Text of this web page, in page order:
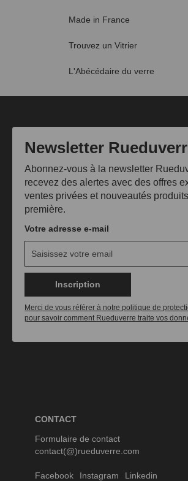
Made in France
Trouvez un Vitrier
L'Abécédaire du verre
Newsletter
Abonnez-vous à la newsletter
recevez des alertes avec des offres
ventes privées et nouveautés
première.
Votre adresse e-mail
Inscription
Merci de vous référer à notre politique de
pour savoir comment Rueduverre traite vos
CONTACT
Formulaire de contact
contact(@)rueduverre.com
Facebook Instagram Linkedin